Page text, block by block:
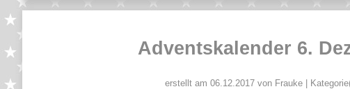
Adventskalender 6.
erstellt am 06.12.2017 von Frauke |